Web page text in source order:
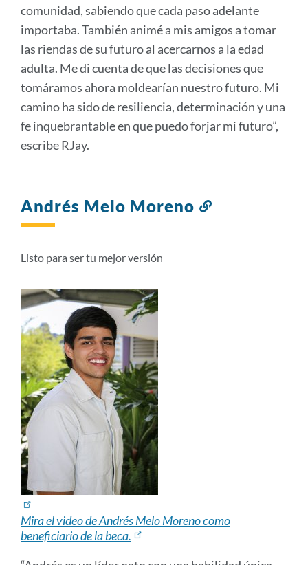
comunidad, sabiendo que cada paso adelante
importaba. También animé a mis amigos a tomar
las riendas de su futuro al acercarnos a la edad
adulta. Me di cuenta de que las decisiones que
tomáramos ahora moldearían nuestro futuro. Mi
camino ha sido de resiliencia, determinación y una
fe inquebrantable en que puedo forjar mi futuro”,
escribe RJay.
Andrés Melo Moreno
Listo para ser tu mejor versión
Mira el video de Andrés Melo Moreno como
beneficiario de la beca.